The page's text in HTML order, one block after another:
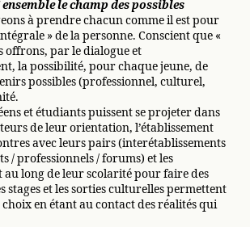
ensemble le champ des possibles
à prendre chacun comme il est pour
» de la personne. Conscient que «
offrons, par le dialogue et
la possibilité, pour chaque jeune, de
possibles (professionnel, culturel,
et étudiants puissent se projeter dans
de leur orientation, l’établissement
avec leurs pairs (interétablissements
/ professionnels / forums) et les
au long de leur scolarité pour faire des
stages et les sorties culturelles permettent
choix en étant au contact des réalités qui